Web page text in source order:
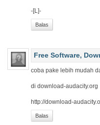
-[L]-
Balas
Free Software,
coba pake lebih mudah
di download-audacity.org
http://download-
Balas